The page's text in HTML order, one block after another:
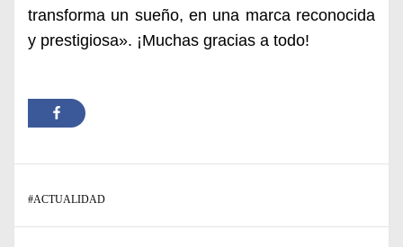
transforma un sueño, en una marca reconocida
y prestigiosa». ¡Muchas gracias a todo!
#ACTUALIDAD